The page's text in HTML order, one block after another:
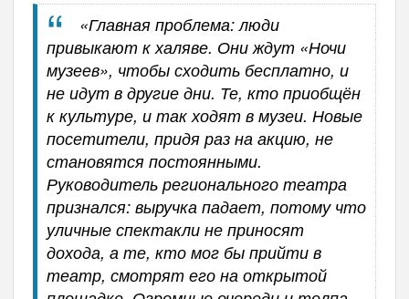
«Главная проблема: люди
привыкают к халяве. Они ждут «Ночи
музеев», чтобы сходить бесплатно, и
не идут в другие дни. Те, кто приобщён
к культуре, и так ходят в музеи. Новые
посетители, придя раз на акцию, не
становятся постоянными.
Руководитель регионального театра
признался: выручка падает, потому что
уличные спектакли не приносят
дохода, а те, кто мог бы прийти в
театр, смотрят его на открытой